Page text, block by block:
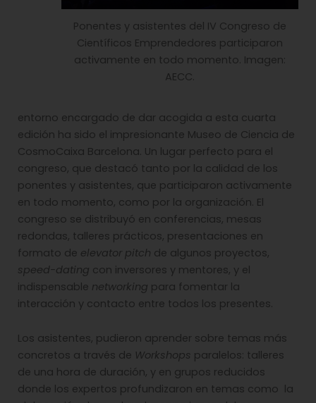
Ponentes y asistentes del IV Congreso de
Científicos Emprendedores participaron
activamente en todo momento. Imagen:
AECC.
entorno encargado de dar acogida a esta cuarta
edición ha sido el impresionante Museo de Ciencia de
CosmoCaixa Barcelona. Un lugar perfecto para el
congreso, que destacó tanto por la calidad de los
ponentes y asistentes, que participaron activamente
en todo momento, como por la organización. El
congreso se distribuyó en conferencias, mesas
redondas, talleres prácticos, presentaciones en
formato de elevator pitch de algunos proyectos,
speed-dating con inversores y mentores, y el
indispensable networking para fomentar la
interacción y contacto entre todos los presentes.
Los asistentes, pudieron aprender sobre temas más
concretos a través de Workshops paralelos: talleres
de una hora de duración, y en grupos reducidos
donde los expertos profundizaron en temas como la